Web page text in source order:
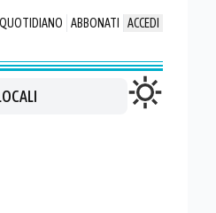
QUOTIDIANO ABBONATI ACCEDI